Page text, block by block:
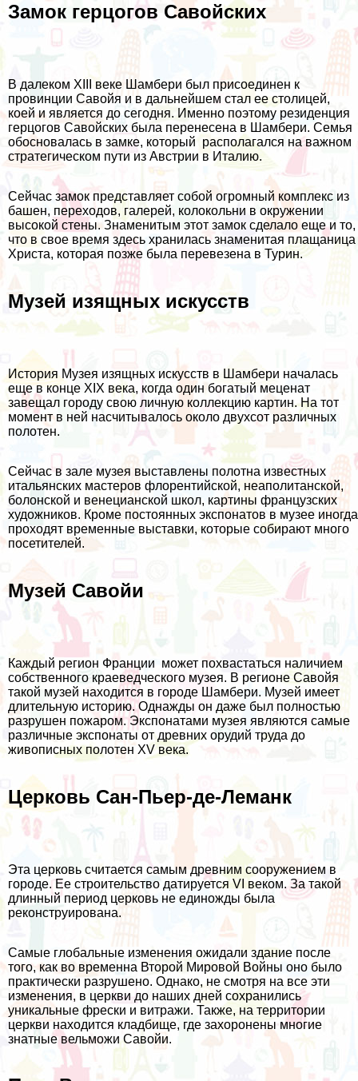
Замок герцогов Савойских
В далеком XIII веке Шамбери был присоединен к
провинции Савойя и в дальнейшем стал ее столицей,
коей и является до сегодня. Именно поэтому резиденция
герцогов Савойских была перенесена в Шамбери. Семья
обосновалась в замке, который располагался на важном
стратегическом пути из Австрии в Италию.
Сейчас замок представляет собой огромный комплекс из
башен, переходов, галерей, колокольни в окружении
высокой стены. Знаменитым этот замок сделало еще и то,
что в свое время здесь хранилась знаменитая плащаница
Христа, которая позже была перевезена в Турин.
Музей изящных искусств
История Музея изящных искусств в Шамбери началась
еще в конце XIX века, когда один богатый меценат
завещал городу свою личную коллекцию картин. На тот
момент в ней насчитывалось около двухсот различных
полотен.
Сейчас в зале музея выставлены полотна известных
итальянских мастеров флорентийской, неаполитанской,
болонской и венецианской школ, картины французских
художников. Кроме постоянных экспонатов в музее иногда
проходят временные выставки, которые собирают много
посетителей.
Музей Савойи
Каждый регион Франции может похвастаться наличием
собственного краеведческого музея. В регионе Савойя
такой музей находится в городе Шамбери. Музей имеет
длительную историю. Однажды он даже был полностью
разрушен пожаром. Экспонатами музея являются самые
различные экспонаты от древних орудий труда до
живописных полотен XV века.
Церковь Сан-Пьер-де-Леманк
Эта церковь считается самым древним сооружением в
городе. Ее строительство датируется VI веком. За такой
длинный период церковь не единожды была
реконструирована.
Самые глобальные изменения ожидали здание после
того, как во временна Второй Мировой Войны оно было
практически разрушено. Однако, не смотря на все эти
изменения, в церкви до наших дней сохранились
уникальные фрески и витражи. Также, на территории
церкви находится кладбище, где захоронены многие
знатные вельможи Савойи.